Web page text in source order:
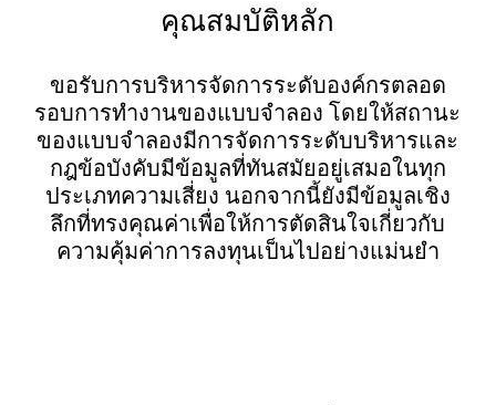
คุณสมบัติหลัก
ขอรับการบริหารจัดการระดับองค์กรตลอด
รอบการทำงานของแบบจำลอง โดยให้สถานะ
ของแบบจำลองมีการจัดการระดับบริหารและ
กฎข้อบังคับมีข้อมูลที่ทันสมัยอยู่เสมอในทุก
ประเภทความเสี่ยง นอกจากนี้ยังมีข้อมูลเชิง
ลึกที่ทรงคุณค่าเพื่อให้การตัดสินใจเกี่ยวกับ
ความคุ้มค่าการลงทุนเป็นไปอย่างแม่นยำ